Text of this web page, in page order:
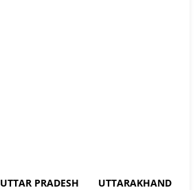
UTTAR PRADESH UTTARAKHAND